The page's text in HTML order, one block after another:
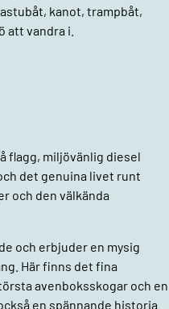
kanot, trampbåt,
att vandra i.
flagg, miljövänlig diesel
det genuina livet runt
och den välkända
och erbjuder en mysig
Här finns det fina
avenboksskogar och en
en spännande historia